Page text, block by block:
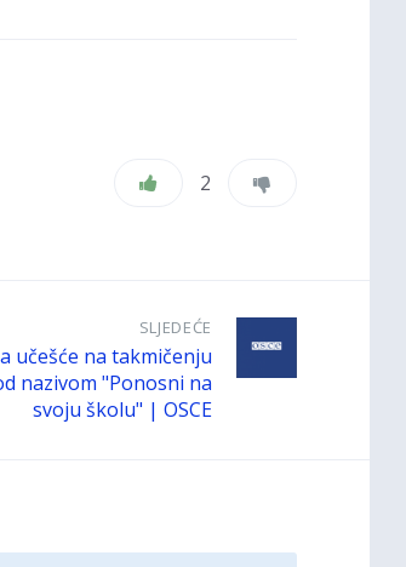
2
SLJEDEĆE
učešće na takmičenju
nazivom "Ponosni na
svoju školu" | OSCE